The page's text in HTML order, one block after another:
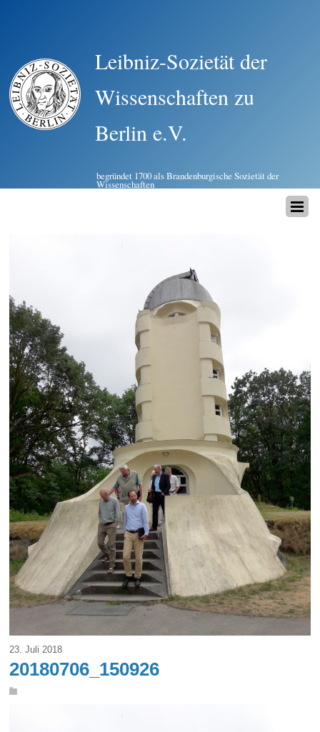
Leibniz-Sozietät der
Wissenschaften zu
Berlin e.V.
begründet 1700 als Brandenburgische Sozietät der
Wissenschaften
23. Juli 2018
20180706_150926